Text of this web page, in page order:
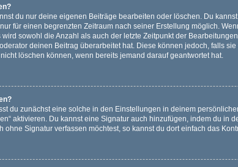
du nur deine eigenen Beiträge bearbeiten oder löschen. Du
für einen begrenzten Zeitraum nach seiner Erstellung möglich.
sowohl die Anzahl als auch der letzte Zeitpunkt der
deinen Beitrag überarbeitet hat. Diese können jedoch, falls
löschen können, wenn bereits jemand darauf geantwortet hat.
du zunächst eine solche in den Einstellungen in deinem
aktivieren. Du kannst eine Signatur auch hinzufügen, indem du
Signatur verfassen möchtest, so kannst du dort einfach das